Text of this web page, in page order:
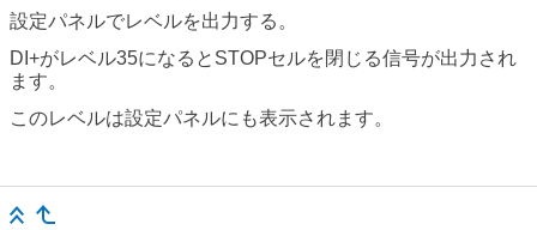
設定パネルでレベルを出力する。
DI+がレベル35になるとSTOPセルを閉じる信号が出力され
ます。
このレベルは設定パネルにも表示されます。